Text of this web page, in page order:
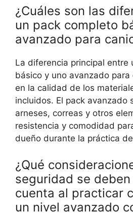
¿Cuáles son las
un pack completo
avanzado para
La diferencia principal entre
básico y uno avanzado para
en la calidad de los
incluidos. El pack avanzado
arneses, correas y otros
resistencia y comodidad
dueño durante la práctica
¿Qué
seguridad se
cuenta al practicar
un nivel avanzado